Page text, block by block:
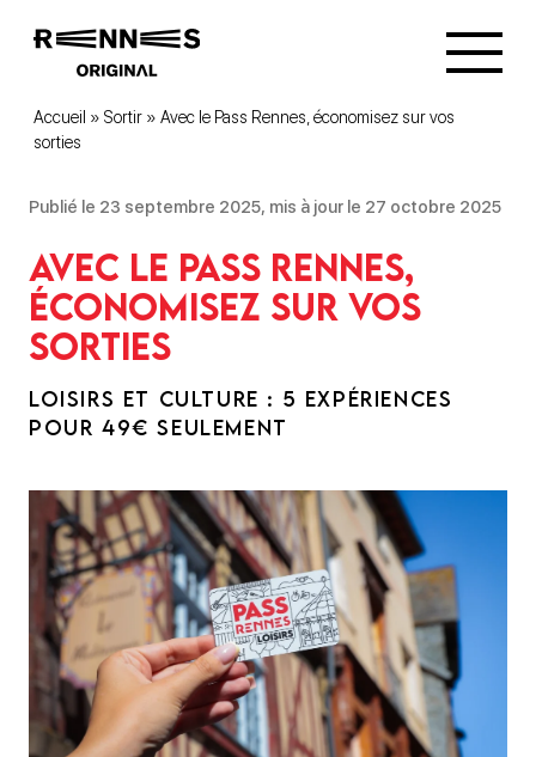
Accueil » Sortir » Avec le Pass Rennes, économisez sur vos
sorties
Publié le 23 septembre 2025, mis à jour le 27 octobre 2025
Avec le Pass Rennes,
économisez sur vos
sorties
LOISIRS ET CULTURE : 5 EXPÉRIENCES
POUR 49€ SEULEMENT